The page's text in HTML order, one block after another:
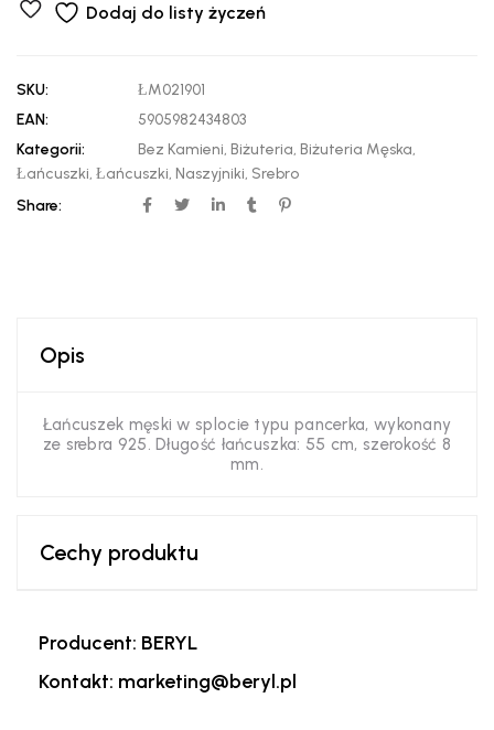
Dodaj do listy życzeń
SKU:
ŁM021901
EAN:
5905982434803
Kategorii:
Bez Kamieni, Biżuteria, Biżuteria Męska,
Łańcuszki, Łańcuszki, Naszyjniki, Srebro
Share:
Opis
Łańcuszek męski w splocie typu pancerka, wykonany
ze srebra 925. Długość łańcuszka: 55 cm, szerokość 8
mm.
Cechy produktu
Producent: BERYL
Kontakt: marketing@beryl.pl